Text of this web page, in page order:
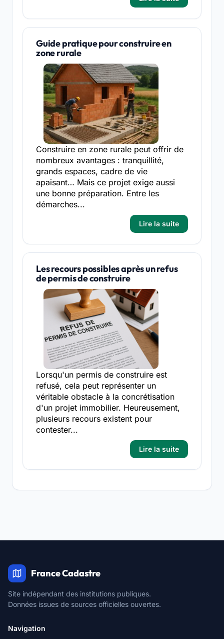
Guide pratique pour construire en
zone rurale
Construire en zone rurale peut offrir de
nombreux avantages : tranquillité,
grands espaces, cadre de vie
apaisant… Mais ce projet exige aussi
une bonne préparation. Entre les
démarches...
Lire la suite
Les recours possibles après un refus
de permis de construire
Lorsqu'un permis de construire est
refusé, cela peut représenter un
véritable obstacle à la concrétisation
d'un projet immobilier. Heureusement,
plusieurs recours existent pour
contester...
Lire la suite
France Cadastre
Site indépendant des institutions publiques.
Données issues de sources officielles ouvertes.
Navigation